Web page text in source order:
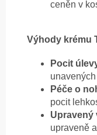
ceněn v
Výhody krému
Pocit
Péče o
pocit
Upravený
upraveně